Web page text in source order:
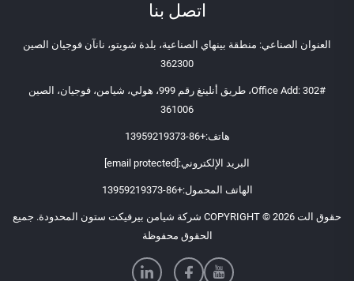
اتصل بنا
العنوان الصناعي: منطقة بينهاي الصناعية، بلدة شويتو، نانآن فوجيان الصين
362300
Office Add: 302#، طريق أنلينغ رقم 999، هولي، شيامن، فوجيان، الصين
361006
هاتف:+86-13959219373
البريد الإلكتروني:
الهاتف المحمول:+86-13959219373
حقوق الت COPYRIGHT © 2026 شركة شيامن بيرفيكت ستون المحدودة. جميع
الحقوق محفوظة